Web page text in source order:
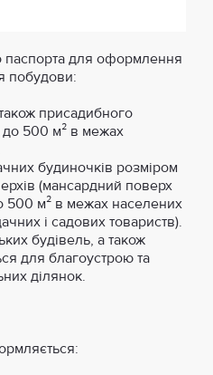
паспорта для оформлення
побудови:
присадибного
500 м² в межах
будиночків розміром
(мансардний поверх
500 м² в межах населених
і садових товариств).
будівель, а також
для благоустрою та
ділянок.